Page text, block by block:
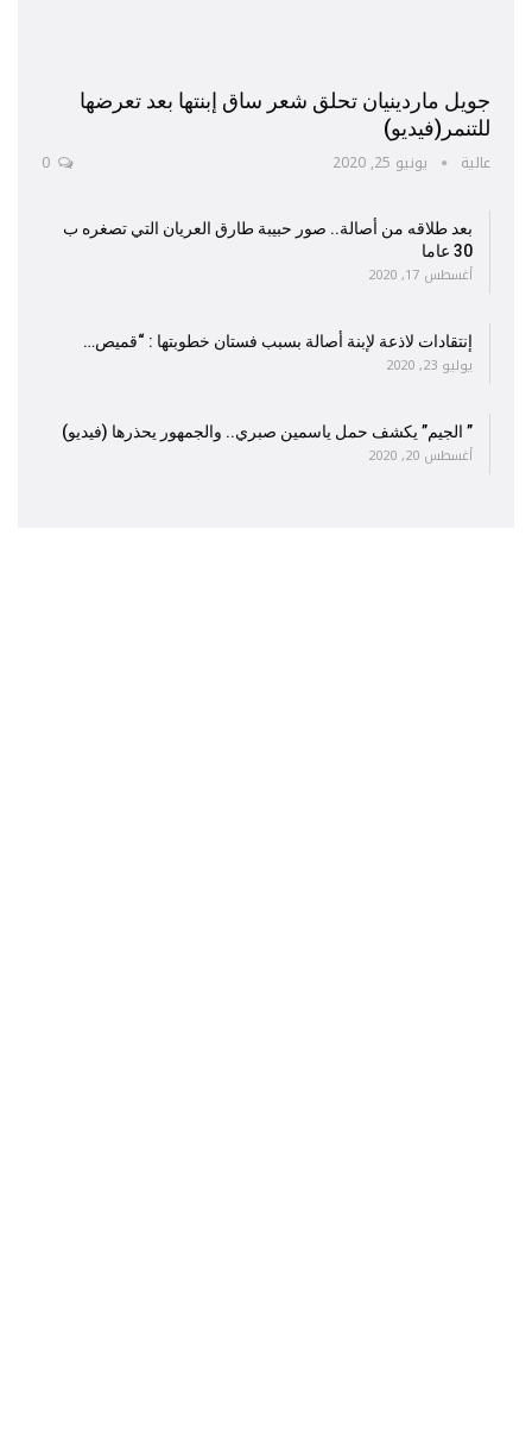
جويل ماردينيان تحلق شعر ساق إبنتها بعد تعرضها
للتنمر(فيديو)
عالية يونيو 25, 2020
بعد طلاقه من أصالة.. صور حبيبة طارق العريان التي تصغره ب
30 عاما
أغسطس 17, 2020
إنتقادات لاذعة لإبنة أصالة بسبب فستان خطوبتها : “قميص…
يوليو 23, 2020
” الجيم” يكشف حمل ياسمين صبري.. والجمهور يحذرها (فيديو)
أغسطس 20, 2020